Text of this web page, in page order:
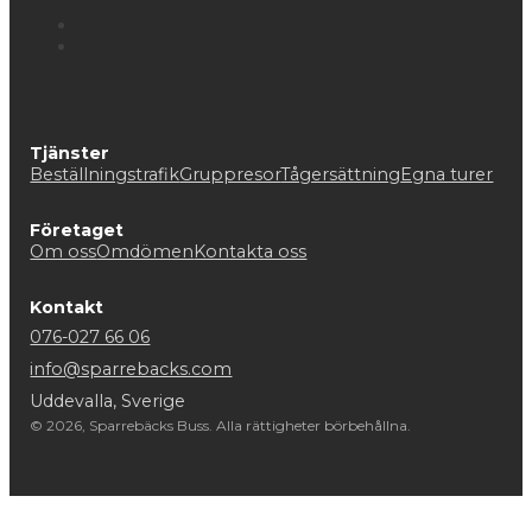
Tjänster
BeställningstrafikGruppresorTågersättningEgna turer
Företaget
Om ossOmdömenKontakta oss
Kontakt
076-027 66 06
info@sparrebacks.com
Uddevalla, Sverige
© 2026, Sparrebäcks Buss. Alla rättigheter börbehållna.